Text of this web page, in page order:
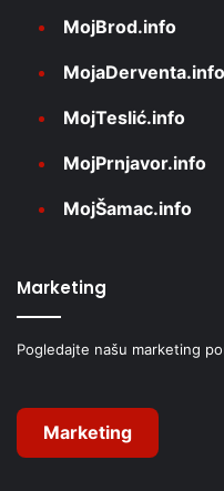
MojBrod.info
MojaDerventa.info
MojTeslić.info
MojPrnjavor.info
MojŠamac.info
Marketing
Pogledajte našu marketing
Marketing